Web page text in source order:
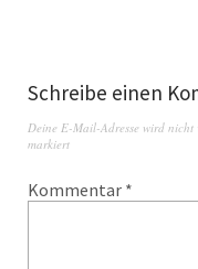
Schreibe einen
Deine E-Mail-Adresse wird nicht
markiert
Kommentar *